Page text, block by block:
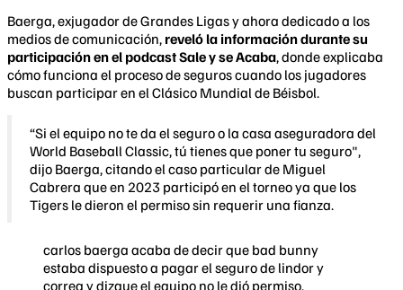
Baerga, exjugador de Grandes Ligas y ahora dedicado a los
medios de comunicación, reveló la información durante su
participación en el podcast Sale y se Acaba, donde explicaba
cómo funciona el proceso de seguros cuando los jugadores
buscan participar en el Clásico Mundial de Béisbol.
“Si el equipo no te da el seguro o la casa aseguradora del
World Baseball Classic, tú tienes que poner tu seguro",
dijo Baerga, citando el caso particular de Miguel
Cabrera que en 2023 participó en el torneo ya que los
Tigers le dieron el permiso sin requerir una fianza.
carlos baerga acaba de decir que bad bunny
estaba dispuesto a pagar el seguro de lindor y
correa y dizque el equipo no le dió permiso.